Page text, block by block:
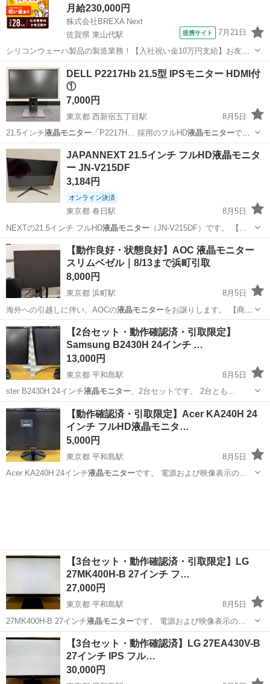
月給230,000円
株式会社BREXA Next
佐賀県 東山代駅
提携サイト 7月21日
シリコンウェーハ製品の製造業務！【入社祝い金10万円支給】お友達
やカップルとの応募OK◎年間休日129日＆休出なしでプライベート充
実♪業務はクリーンルームで快適作業◎自社正社員登用制度あり★1食
300円～の格安食堂あり！《佐...
佐賀 伊万里市
DELL P2217Hb 21.5型 IPSモニター HDMI付
①
7,000円
東京都 西新宿五丁目駅
8月5日
21.5インチ液晶モニター「P2217H… 採用のフルHD液晶モニターで、
高さ調整・…
東京 渋谷区 周辺機器
JAPANNEXT 21.5インチ フルHD液晶モニタ
ー JN-V215DF
3,184円
オンライン決済
東京都 春日駅
8月5日
NEXTの21.5インチ フルHD液晶モニター （JN-V215DF）です。 【…
東京 文京区 春日駅 テレビ
【動作良好・状態良好】AOC 液晶モニター
スリムベゼル｜8/13まで浜町引取
8,000円
東京都 浜町駅
8月5日
海外への引越しに伴い、AOCの液晶モニターをお譲りします。 【商品
情報…
東京 中央区 浜町駅 周辺機器 液晶モニター
【2台セット・動作確認済・引取限定】
Samsung B2430H 24インチ …
13,000円
東京都 平和島駅
8月5日
ster B2430H 24インチ液晶モニター 、2台セットです。 2台とも…
東京 大田区 平和島駅 周辺機器 モニター
【動作確認済・引取限定】Acer KA240H 24
インチ フルHD液晶モニタ…
5,000円
東京都 平和島駅
8月5日
Acer KA240H 24インチ液晶モニター です。 電源および映像表示の…
【3台セット・動作確認済・引取限定】LG
27MK400H-B 27インチ フ…
27,000円
東京都 平和島駅
8月5日
27MK400H-B 27インチ液晶モニター です。 電源および映像表示の…
東京 大田区 平和島駅 周辺機器 27インチ
【3台セット・動作確認済】LG 27EA430V-B
27インチ IPS フル…
30,000円